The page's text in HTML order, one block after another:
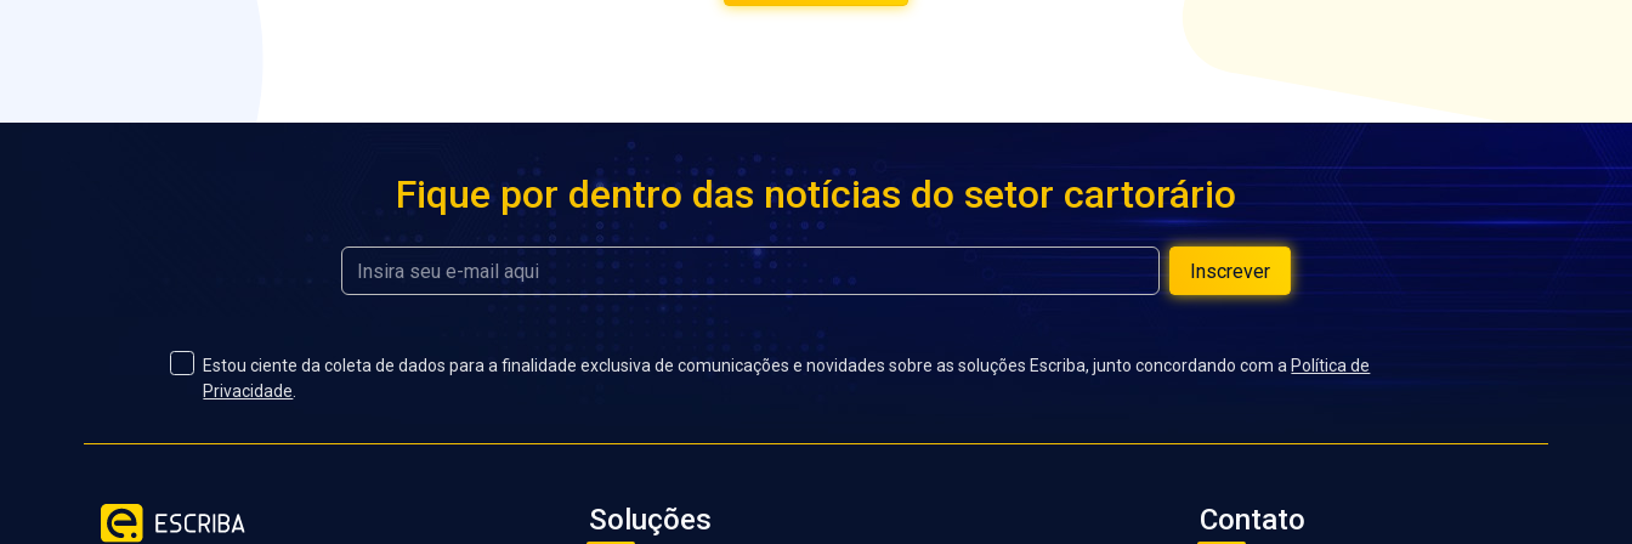
Fique por dentro das notícias do setor cartorário
Inscrever
Estou ciente da coleta de dados para a finalidade exclusiva de comunicações e novidades sobre as soluções Escriba, junto concordando com a Política de
Privacidade
Soluções Contato